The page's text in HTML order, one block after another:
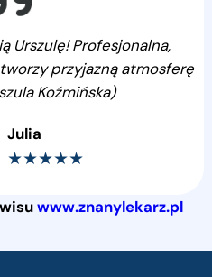
Urszulę! Profesjonalna,
przyjazną atmosferę
Koźmińska)
Julia
★★★★★
www.znanylekarz.pl